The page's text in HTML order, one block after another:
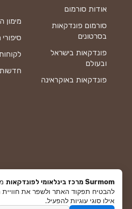
מימון
חדשות
אודות סורמום
סורמום פונדקאות
בסרטונים
פונדקאות בישראל
ובעולם
פונדקאות באוקראינה
Surmom מרכז בינלאומי לפונדקאות
להבטיח תפקוד האתר ולשפר את
אילו סוגי עוגיות להפעיל.